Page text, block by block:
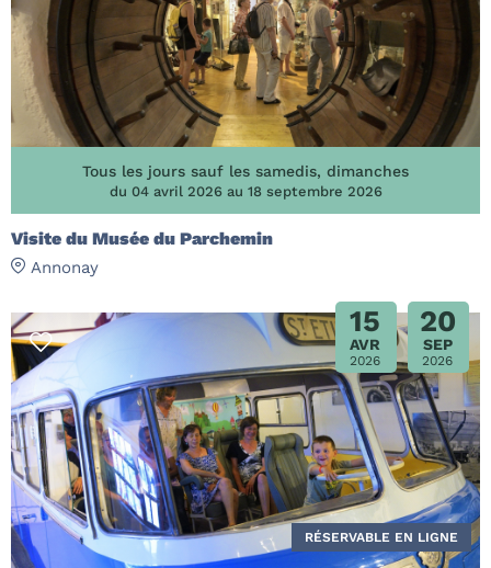
Tous les jours sauf les samedis, dimanches
du 04 avril 2026 au 18 septembre 2026
Visite du Musée du Parchemin
Annonay
15
AVR
2026
20
SEP
2026
RÉSERVABLE EN LIGNE